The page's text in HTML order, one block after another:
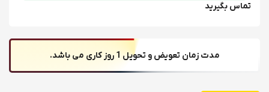
تماس بگیرید
مدت زمان تعویض و تحویل 1 روز کاری می باشد.